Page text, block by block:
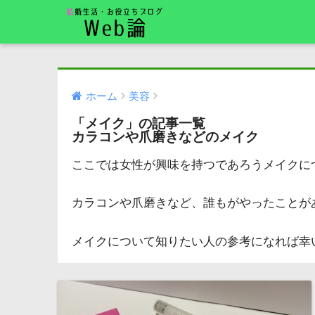
ホーム 美容
「メイク」の記事一覧
カラコンや爪磨きなどのメイク
ここでは女性が興味を持つであろうメイク
カラコンや爪磨きなど、誰もがやったこと
メイクについて知りたい人の参考になれば幸